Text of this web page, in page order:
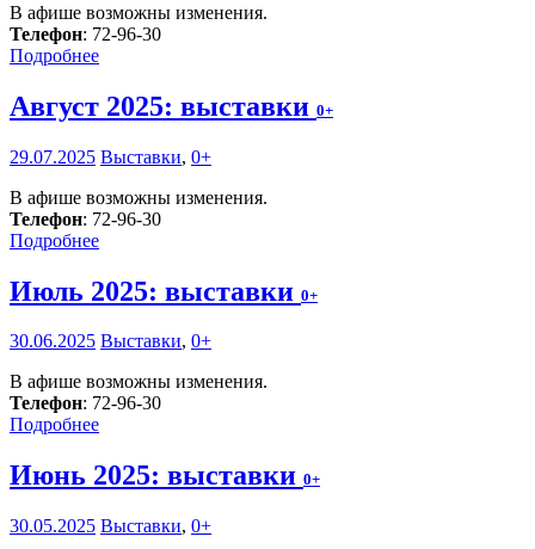
В афише возможны изменения.
Телефон: 72-96-30
Подробнее
Август 2025: выставки 0+
29.07.2025 Выставки, 0+
В афише возможны изменения.
Телефон: 72-96-30
Подробнее
Июль 2025: выставки 0+
30.06.2025 Выставки, 0+
В афише возможны изменения.
Телефон: 72-96-30
Подробнее
Июнь 2025: выставки 0+
30.05.2025 Выставки, 0+